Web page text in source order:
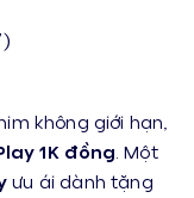
không giới hạn,
1K đồng . Một
ưu ái dành tặng